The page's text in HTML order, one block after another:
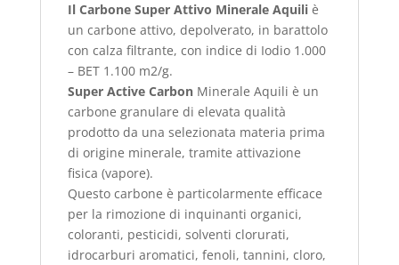
Il Carbone Super Attivo Minerale Aquili è
un carbone attivo, depolverato, in barattolo
con calza filtrante, con indice di Iodio 1.000
– BET 1.100 m2/g.
Super Active CarbonMinerale Aquili è un
carbone granulare di elevata qualità
prodotto da una selezionata materia prima
di origine minerale, tramite attivazione
fisica (vapore).
Questo carbone è particolarmente efficace
per la rimozione di inquinanti organici,
coloranti, pesticidi, solventi clorurati,
idrocarburi aromatici, fenoli, tannini, cloro,